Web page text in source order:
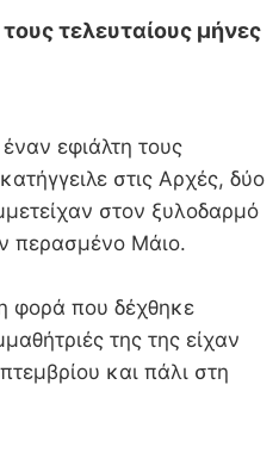
τελευταίους μήνες
εφιάλτη τους
στις Αρχές, δύο
στον ξυλοδαρμό
περασμένο Μάιο.
φορά που δέχθηκε
της της είχαν
και πάλι στη